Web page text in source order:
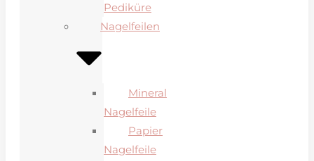
Pediküre
Nagelfeilen
Mineral
Nagelfeile
Papier
Nagelfeile